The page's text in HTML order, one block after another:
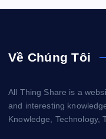
Về Chúng Tôi
All Thing Share is a
and interesting
Knowledge, Technology,